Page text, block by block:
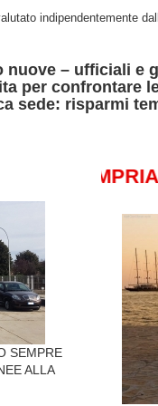
indipendentemente
nuove – ufficiali e
per confrontare
sede: risparmi
SEMPRE
ALLA
!!!